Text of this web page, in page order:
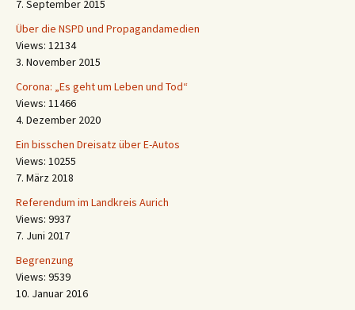
7. September 2015
Über die NSPD und Propagandamedien
Views: 12134
3. November 2015
Corona: „Es geht um Leben und Tod“
Views: 11466
4. Dezember 2020
Ein bisschen Dreisatz über E-Autos
Views: 10255
7. März 2018
Referendum im Landkreis Aurich
Views: 9937
7. Juni 2017
Begrenzung
Views: 9539
10. Januar 2016